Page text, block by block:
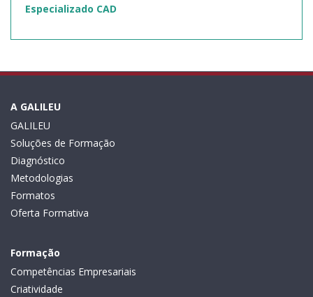
Especializado CAD
A GALILEU
GALILEU
Soluções de Formação
Diagnóstico
Metodologias
Formatos
Oferta Formativa
Formação
Competências Empresariais
Criatividade